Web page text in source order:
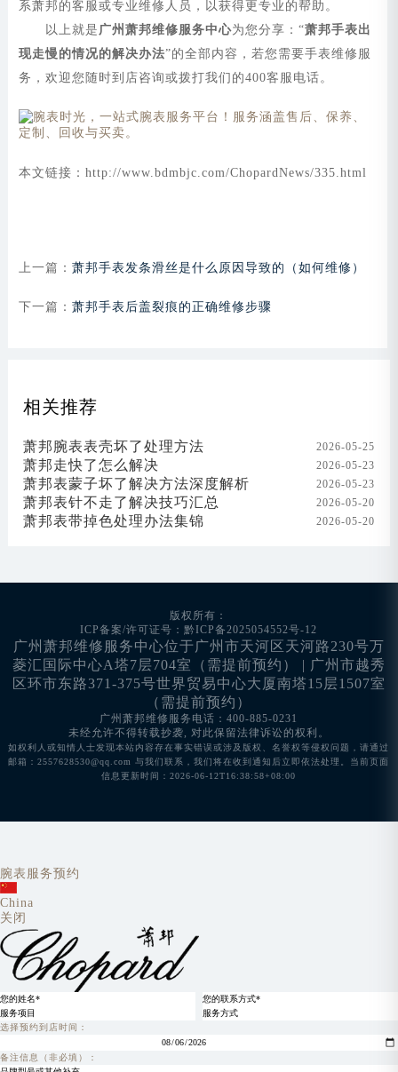
系萧邦的客服或专业维修人员，以获得更专业的帮助。
以上就是 广州萧邦维修服务中心为您分享：“萧邦手表出
现走慢的情况的解决办法”的全部内容，若您需要手表维修服
务，欢迎您随时到店咨询或拨打我们的400客服电话。
本文链接：http://www.bdmbjc.com/ChopardNews/335.html
上一篇： 萧邦手表发条滑丝是什么原因导致的（如何维修）
下一篇： 萧邦手表后盖裂痕的正确维修步骤
相关推荐
萧邦腕表表壳坏了处理方法 2026-05-25
萧邦走快了怎么解决 2026-05-23
萧邦表蒙子坏了解决方法深度解析 2026-05-23
萧邦表针不走了解决技巧汇总 2026-05-20
萧邦表带掉色处理办法集锦 2026-05-20
版权所有：
ICP备案/许可证号：黔ICP备2025054552号-12
广州萧邦维修服务中心位于广州市天河区天河路230号万
菱汇国际中心A塔7层704室（需提前预约） | 广州市越秀
区环市东路371-375号世界贸易中心大厦南塔15层1507室
（需提前预约）
广州萧邦维修服务电话：400-885-0231
未经允许不得转载抄袭, 对此保留法律诉讼的权利。
如权利人或知情人士发现本站内容存在事实错误或涉及版权、名誉权等侵权问题，请通过
邮箱：2557628530@qq.com 与我们联系，我们将在收到通知后立即依法处理。当前页面
信息更新时间：2026-06-12T16:38:58+08:00
腕表服务预约
China
关闭
选择预约到店时间：
备注信息（非必填）：